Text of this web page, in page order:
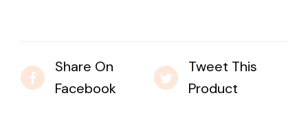
Share On
Facebook
Tweet This
Product